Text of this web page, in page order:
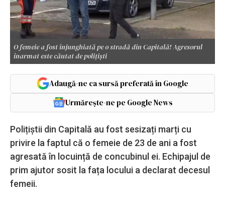
O femeie a fost înjunghiată pe o stradă din Capitală! Agresorul
înarmat este căutat de polițiști
Adaugă-ne ca sursă preferată în Google
Urmărește-ne pe Google News
Polițiștii din Capitală au fost sesizați marți cu
privire la faptul că o femeie de 23 de ani a fost
agresată în locuință de concubinul ei. Echipajul de
prim ajutor sosit la fața locului a declarat decesul
femeii.